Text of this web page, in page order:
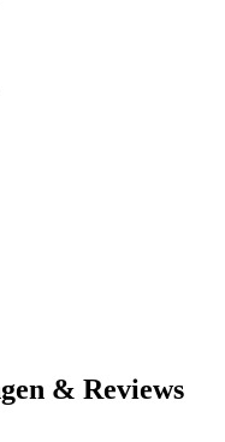
& Reviews